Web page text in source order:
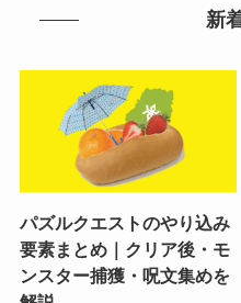
新
パズルクエストのやり込み
要素まとめ｜クリア後・モ
ンスター捕獲・呪文集めを